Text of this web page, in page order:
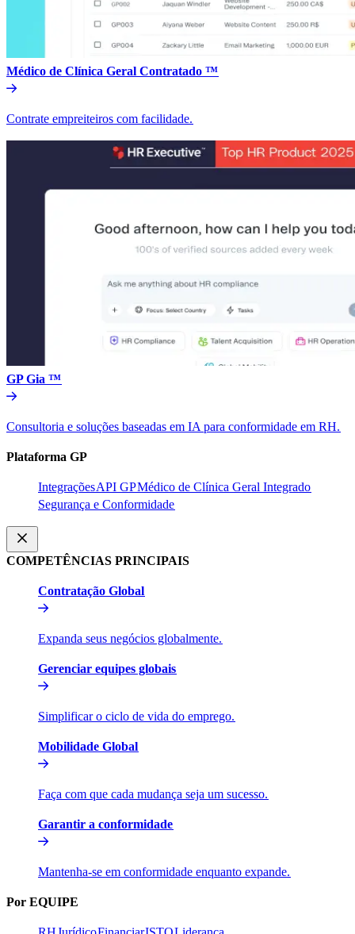
Médico de Clínica Geral Contratado ™​​
Contrate empreiteiros com facilidade.​​
GP Gia ™​​
Consultoria e soluções baseadas em IA para conformidade em RH.​​
Plataforma GP​​
Integrações​​API GP​​Médico de Clínica Geral Integrado​​
Segurança e Conformidade​​
COMPETÊNCIAS PRINCIPAIS​​
Contratação Global​​
Expanda seus negócios globalmente.​​
Gerenciar equipes globais​​
Simplificar o ciclo de vida do emprego.​​
Mobilidade Global​​
Faça com que cada mudança seja um sucesso.​​
Garantir a conformidade​​
Mantenha-se em conformidade enquanto expande.​​
Por EQUIPE​​